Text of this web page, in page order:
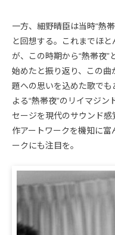
一方、細野晴臣は当時“熱
と回想する。これまでほ
が、この時期から“熱帯夜”
始めたと振り返り、この
題への思いを込めた歌で
よる“熱帯夜”のリイマジ
セージを現代のサウンド
作アートワークを機知に
ークにも注目を。